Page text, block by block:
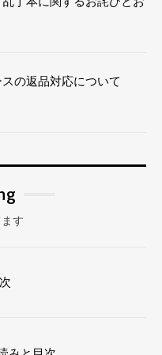
の返品対応について
す